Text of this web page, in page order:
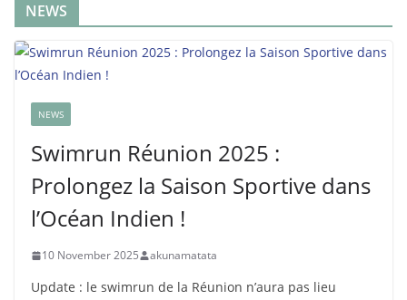
NEWS
NEWS
Swimrun Réunion 2025 :
Prolongez la Saison Sportive dans
l’Océan Indien !
10 November 2025 akunamatata
Update : le swimrun de la Réunion n’aura pas lieu